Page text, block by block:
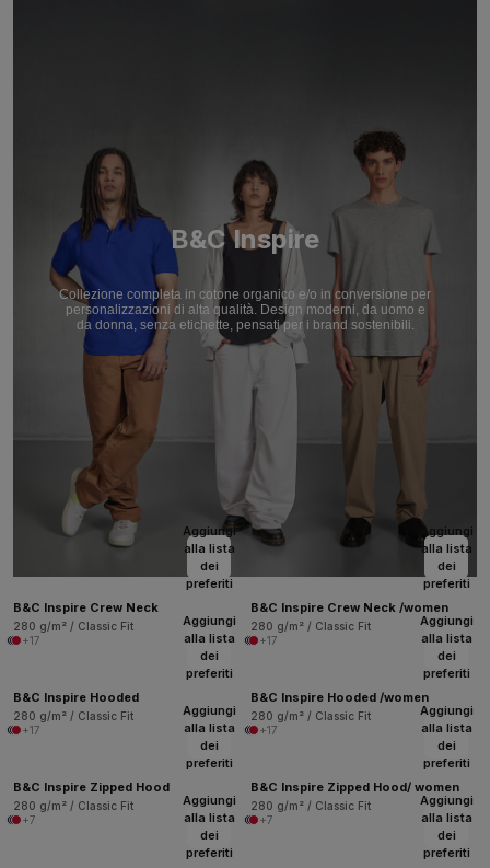
B&C Inspire
Collezione completa in cotone organico e/o in conversione per
personalizzazioni di alta qualità. Design moderni, da uomo e
da donna, senza etichette, pensati per i brand sostenibili.
Aggiungi
alla lista
dei
preferiti
B&C Inspire Crew Neck
280 g/m² / Classic Fit
+17
Aggiungi
alla lista
dei
preferiti
B&C Inspire Crew Neck /women
280 g/m² / Classic Fit
+17
Aggiungi
alla lista
dei
preferiti
B&C Inspire Hooded
280 g/m² / Classic Fit
+17
Aggiungi
alla lista
dei
preferiti
B&C Inspire Hooded /women
280 g/m² / Classic Fit
+17
Aggiungi
alla lista
dei
preferiti
B&C Inspire Zipped Hood
280 g/m² / Classic Fit
+7
Aggiungi
alla lista
dei
preferiti
B&C Inspire Zipped Hood/ women
280 g/m² / Classic Fit
+7
Aggiungi
alla lista
dei
preferiti
Aggiungi
alla lista
dei
preferiti